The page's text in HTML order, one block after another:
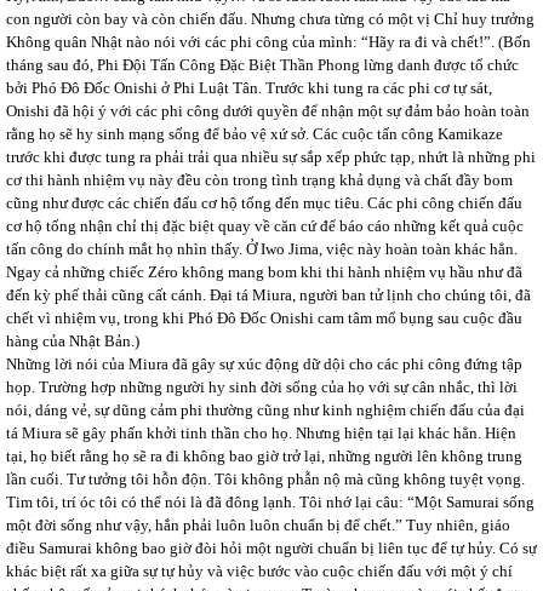
con người còn bay và còn chiến đấu. Nhưng chưa từng có một vị Chỉ huy trưởng
Không quân Nhật nào nói với các phi công của mình: “Hãy ra đi và chết!”. (Bốn
tháng sau đó, Phi Đội Tấn Công Đặc Biệt Thần Phong lừng danh được tổ chức
bởi Phó Đô Đốc Onishi ở Phi Luật Tân. Trước khi tung ra các phi cơ tự sát,
Onishi đã hội ý với các phi công dưới quyền để nhận một sự đảm bảo hoàn toàn
rằng họ sẽ hy sinh mạng sống để bảo vệ xứ sở. Các cuộc tấn công Kamikaze
trước khi được tung ra phải trải qua nhiều sự sắp xếp phức tạp, nhứt là những phi
cơ thi hành nhiệm vụ này đều còn trong tình trạng khả dụng và chất đầy bom
cũng như được các chiến đấu cơ hộ tống đến mục tiêu. Các phi công chiến đấu
cơ hộ tống nhận chỉ thị đặc biệt quay về căn cứ để báo cáo những kết quả cuộc
tấn công do chính mắt họ nhìn thấy. Ở Iwo Jima, việc này hoàn toàn khác hẳn.
Ngay cả những chiếc Zéro không mang bom khi thi hành nhiệm vụ hầu như đã
đến kỳ phế thải cũng cất cánh. Đại tá Miura, người ban tử lịnh cho chúng tôi, đã
chết vì nhiệm vụ, trong khi Phó Đô Đốc Onishi cam tâm mổ bụng sau cuộc đầu
hàng của Nhật Bản.)
Những lời nói của Miura đã gây sự xúc động dữ dội cho các phi công đứng tập
họp. Trường hợp những người hy sinh đời sống của họ với sự cân nhắc, thì lời
nói, dáng vẻ, sự dũng cảm phi thường cũng như kinh nghiệm chiến đấu của đại
tá Miura sẽ gây phấn khởi tinh thần cho họ. Nhưng hiện tại lại khác hẳn. Hiện
tại, họ biết rằng họ sẽ ra đi không bao giờ trở lại, những người lên không trung
lần cuối. Tư tưởng tôi hỗn độn. Tôi không phẫn nộ mà cũng không tuyệt vọng.
Tim tôi, trí óc tôi có thể nói là đã đông lạnh. Tôi nhớ lại câu: “Một Samurai sống
một đời sống như vậy, hắn phải luôn luôn chuẩn bị để chết.” Tuy nhiên, giáo
điều Samurai không bao giờ đòi hỏi một người chuẩn bị liên tục để tự hủy. Có sự
khác biệt rất xa giữa sự tự hủy và việc bước vào cuộc chiến đấu với một ý chí